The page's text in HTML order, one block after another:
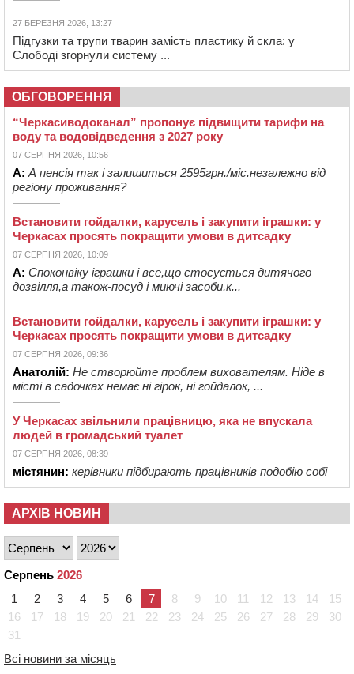
27 БЕРЕЗНЯ 2026, 13:27
Підгузки та трупи тварин замість пластику й скла: у
Слободі згорнули систему ...
ОБГОВОРЕННЯ
“Черкасиводоканал” пропонує підвищити тарифи на
воду та водовідведення з 2027 року
07 СЕРПНЯ 2026, 10:56
А: А пенсія так і залишиться 2595грн./міс.незалежно від
регіону проживання?
Встановити гойдалки, карусель і закупити іграшки: у
Черкасах просять покращити умови в дитсадку
07 СЕРПНЯ 2026, 10:09
А: Споконвіку іграшки і все,що стосується дитячого
дозвілля,а також-посуд і миючі засоби,к...
Встановити гойдалки, карусель і закупити іграшки: у
Черкасах просять покращити умови в дитсадку
07 СЕРПНЯ 2026, 09:36
Анатолій: Не створюйте проблем вихователям. Ніде в
місті в садочках немає ні гірок, ні гойдалок, ...
У Черкасах звільнили працівницю, яка не впускала
людей в громадський туалет
07 СЕРПНЯ 2026, 08:39
містянин: керівники підбирають працівників подобію собі
АРХІВ НОВИН
Серпень 2026
1
2 3 4 5 6 7 8 9 10 11 12 13 14
15
16
17 18 19 20 21 22 23 24 25 26 27 28 29
30
31
Всі новини за місяць